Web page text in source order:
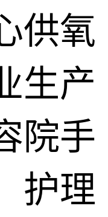
供氧
生产
院手
护理